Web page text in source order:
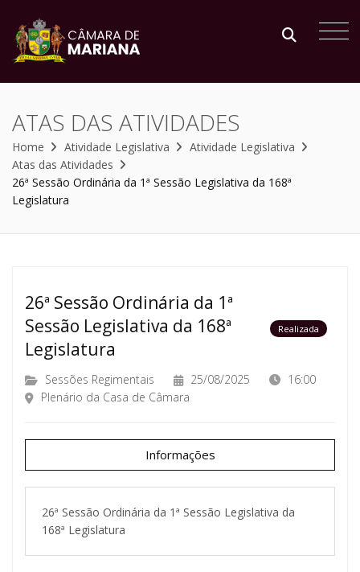
ATAS DAS ATIVIDADES
Home Atividade Legislativa
Atividade Legislativa
Atas das Atividades
26ª Sessão Ordinária da 1ª Sessão Legislativa da 168ª
Legislatura
26ª Sessão Ordinária da 1ª
Sessão Legislativa da 168ª
Legislatura
Realizada
Sessões Regimentais 25/08/2025
16:00
Plenário da Casa de Câmara
Informações
26ª Sessão Ordinária da 1ª Sessão Legislativa da
168ª Legislatura